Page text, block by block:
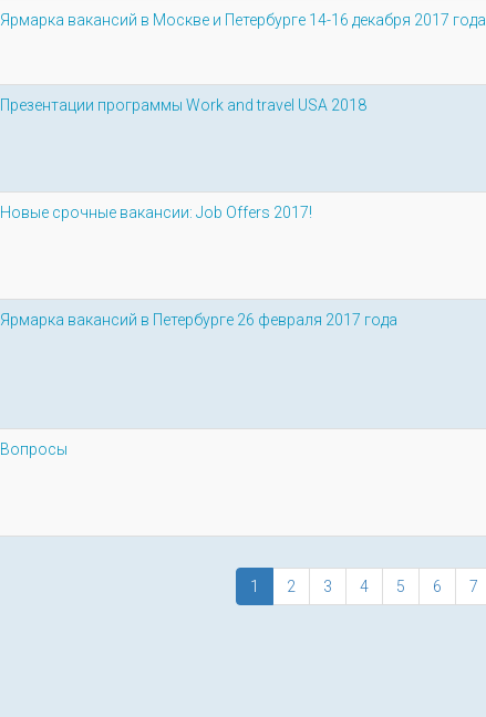
Ярмарка вакансий в Москве и Петербурге 14-16 декабря 2017 года
Презентации программы Work and travel USA 2018
Новые срочные вакансии: Job Offers 2017!
Ярмарка вакансий в Петербурге 26 февраля 2017 года
Вопросы
1 2 3 4 5 6 7